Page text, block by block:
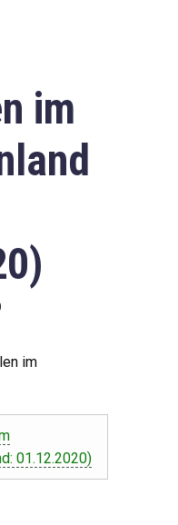
im
im
01.12.2020)